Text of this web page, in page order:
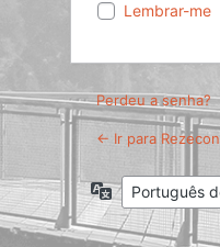
Lembrar-me
Perdeu a senha?
← Ir para Rezecon
Idioma